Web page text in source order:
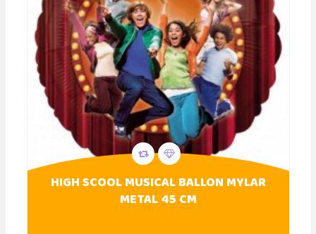
HIGH SCOOL MUSICAL BALLON MYLAR
METAL 45 CM